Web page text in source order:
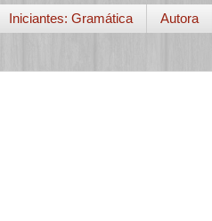
Iniciantes: Gramática Autora